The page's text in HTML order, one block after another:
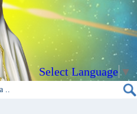
Select Language ▼